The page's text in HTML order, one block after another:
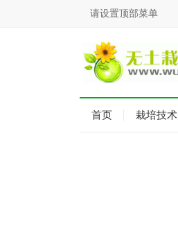
请设置顶部菜单
首页 栽培技术